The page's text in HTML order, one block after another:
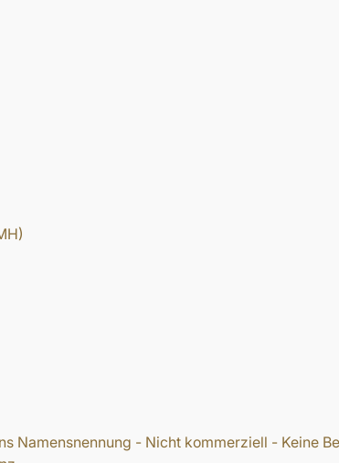
Namensnennung - Nicht kommerziell - Keine